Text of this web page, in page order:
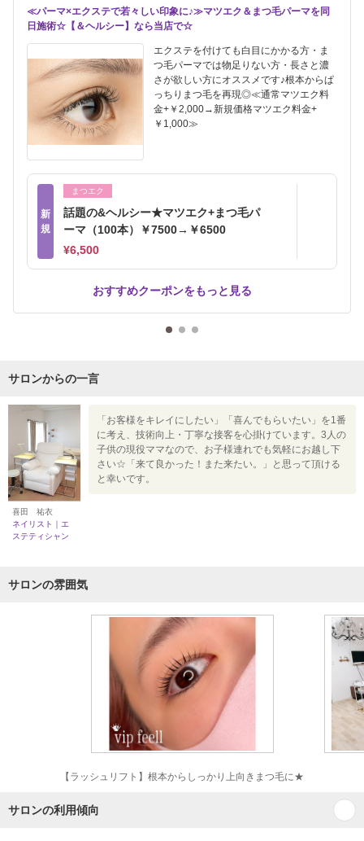
≪パーマ×エクステで若々しい印象に♪≫マツエク＆まつ毛パーマを同
日施術☆【＆ヘルシー】なら当店で☆
エクステを付けても白目にかかる方・ま
つ毛パーマでは物足りない方・長さと濃
さが欲しい方にオススメです♪根本からぱ
っちりまつ毛を再現◎≪通常マツエク料
金+￥2,000→新規価格マツエク料金+
￥1,000≫
新
規
まつエク
話題の&ヘルシー★マツエク+まつ毛パ
ーマ（100本）￥7500→￥6500
¥6,500
おすすめクーポンをもっと見る
サロンからの一言
喜田 祐衣
ネイリスト｜エ
ステティシャン
「お客様をキレイにしたい」「喜んでもらいたい」を1番
に考え、技術向上・丁寧な接客を心掛けています。3人の
子供の現役ママなので、お子様連れでも気軽にお越し下
さい☆「来て良かった！また来たい。」と思って頂ける
と幸いです。
サロンの雰囲気
【ラッシュリフト】根本からしっかり上向きまつ毛に★
サロンの利用傾向